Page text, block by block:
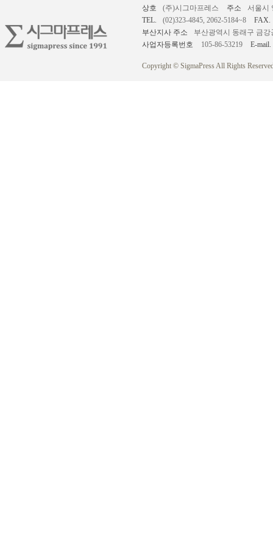
상호 (주)시그마프레스 주소
서울시
TEL.
(02)323-4845, 2062-5184~8
FAX.
부산지사 주소
부산광역시 동래구 금강
사업자등록번호
105-86-53219 E-mail.
Copyright © SigmaPress All Rights